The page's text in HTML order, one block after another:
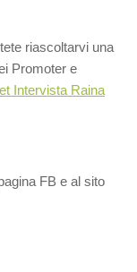
riascoltarvi una
Promoter e
Intervista Raina
FB e al sito